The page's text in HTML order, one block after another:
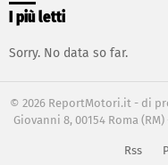
I più letti
Sorry. No data so far.
© 2026 ReportMotori.it - di
Giovanni 8, 00154 Roma (RM)
Rss